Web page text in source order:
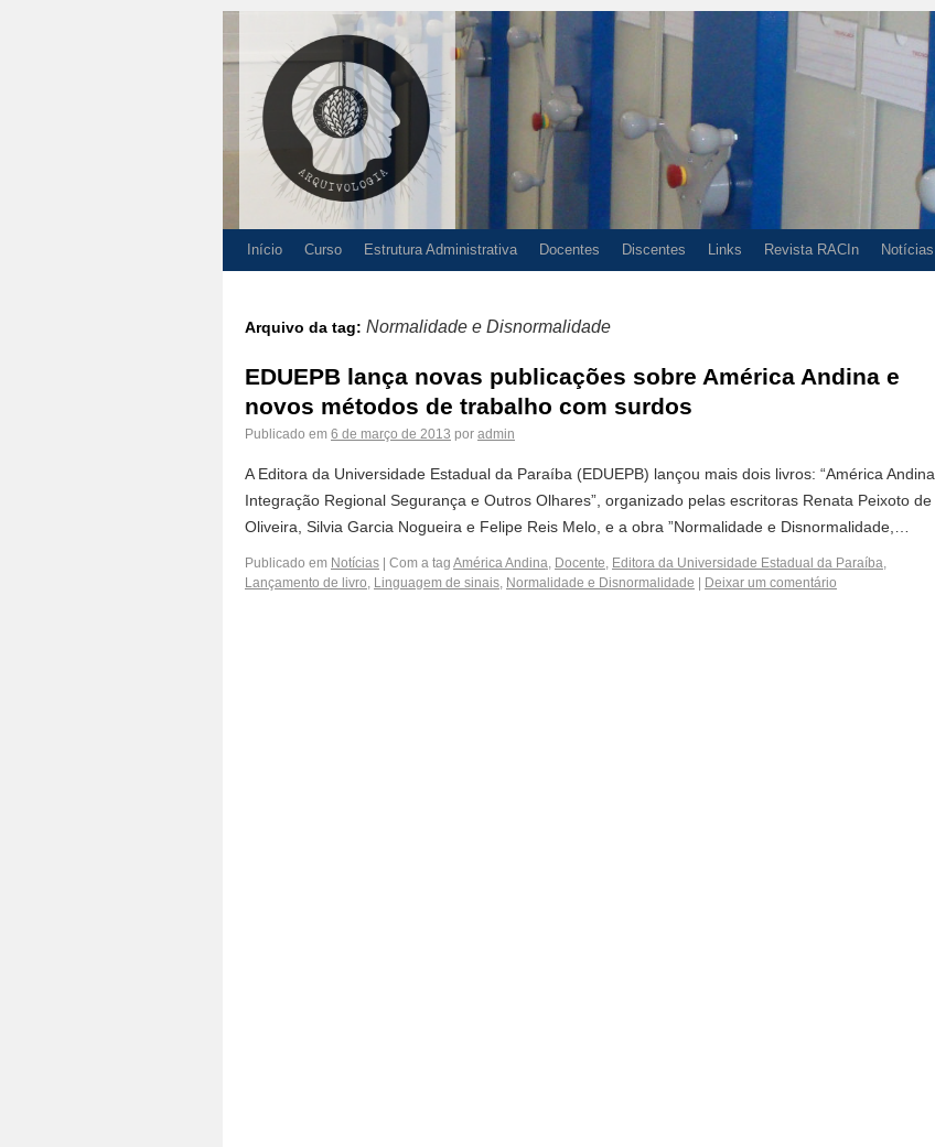
Início Curso Estrutura Administrativa Docentes Discentes Links Revista RACIn Notícias
Arquivo da tag: Normalidade e Disnormalidade
EDUEPB lança novas publicações sobre América Andina e
novos métodos de trabalho com surdos
Publicado em 6 de março de 2013 por admin
A Editora da Universidade Estadual da Paraíba (EDUEPB) lançou mais dois livros: “América Andina,
Integração Regional Segurança e Outros Olhares”, organizado pelas escritoras Renata Peixoto de
Oliveira, Silvia Garcia Nogueira e Felipe Reis Melo, e a obra ”Normalidade e Disnormalidade,…
Publicado em Notícias Com a tag América Andina, Docente, Editora da Universidade Estadual da Paraíba,
Lançamento de livro, Linguagem de sinais, Normalidade e Disnormalidade Deixar um comentário